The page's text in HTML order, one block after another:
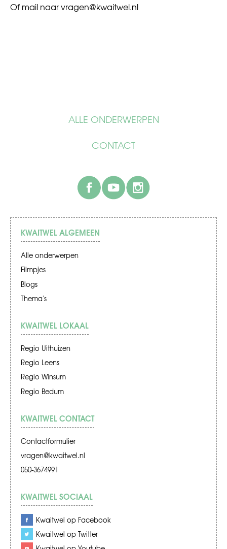
ALLE ONDERWERPEN
CONTACT
facebook
Of mail naarvragen@kwaitwel.nl
KWAITWEL ALGEMEEN
Alle onderwerpen
Filmpjes
Blogs
Thema's
KWAITWEL LOKAAL
Regio Uithuizen
Regio Leens
Regio Winsum
Regio Bedum
KWAITWEL CONTACT
Contactformulier
vragen@kwaitwel.nl
050-3674991
KWAITWEL SOCIAAL
Kwaitwel op Facebook
Kwaitwel op Twitter